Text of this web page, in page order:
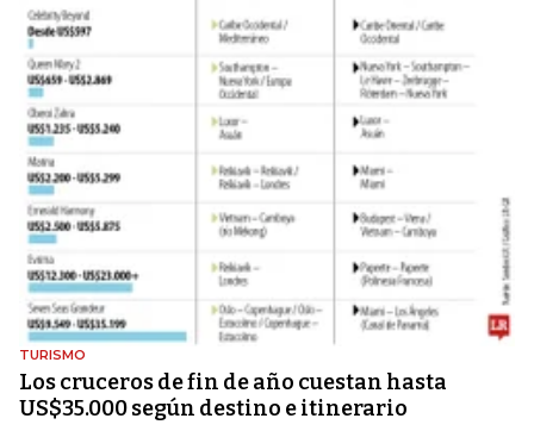
TURISMO
Los cruceros de fin de año cuestan hasta
US$35.000 según destino e itinerario